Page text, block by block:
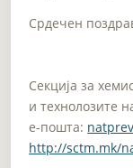
Срдечен
Секција за
и технолозите
e-пошта:
http://sctm.mk/